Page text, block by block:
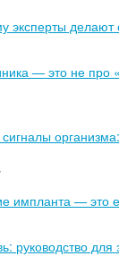
делают
— это не про
импланта — это
руководство